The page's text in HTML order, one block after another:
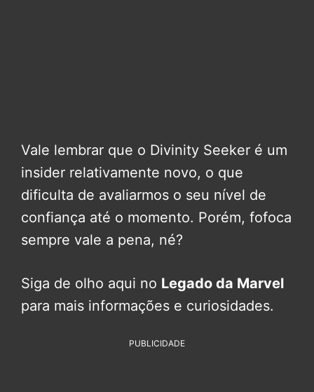
Vale lembrar que o Divinity Seeker é um
insider relativamente novo, o que
dificulta de avaliarmos o seu nível de
confiança até o momento. Porém, fofoca
sempre vale a pena, né?
Siga de olho aqui no Legado da Marvel
para mais informações e curiosidades.
PUBLICIDADE